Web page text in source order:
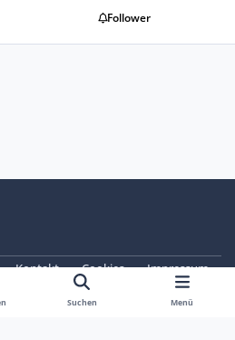
Follower
Kontakt Cookies
Impressum
e. V.
Powered by Invision Community
Suchen Menü